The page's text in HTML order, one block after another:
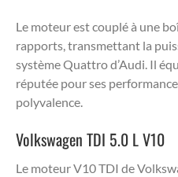
Le moteur est couplé à une
rapports, transmettant la
système Quattro d’Audi. Il
réputée pour ses
polyvalence.
Volkswagen TDI 5.0 L V10
Le moteur V10 TDI de